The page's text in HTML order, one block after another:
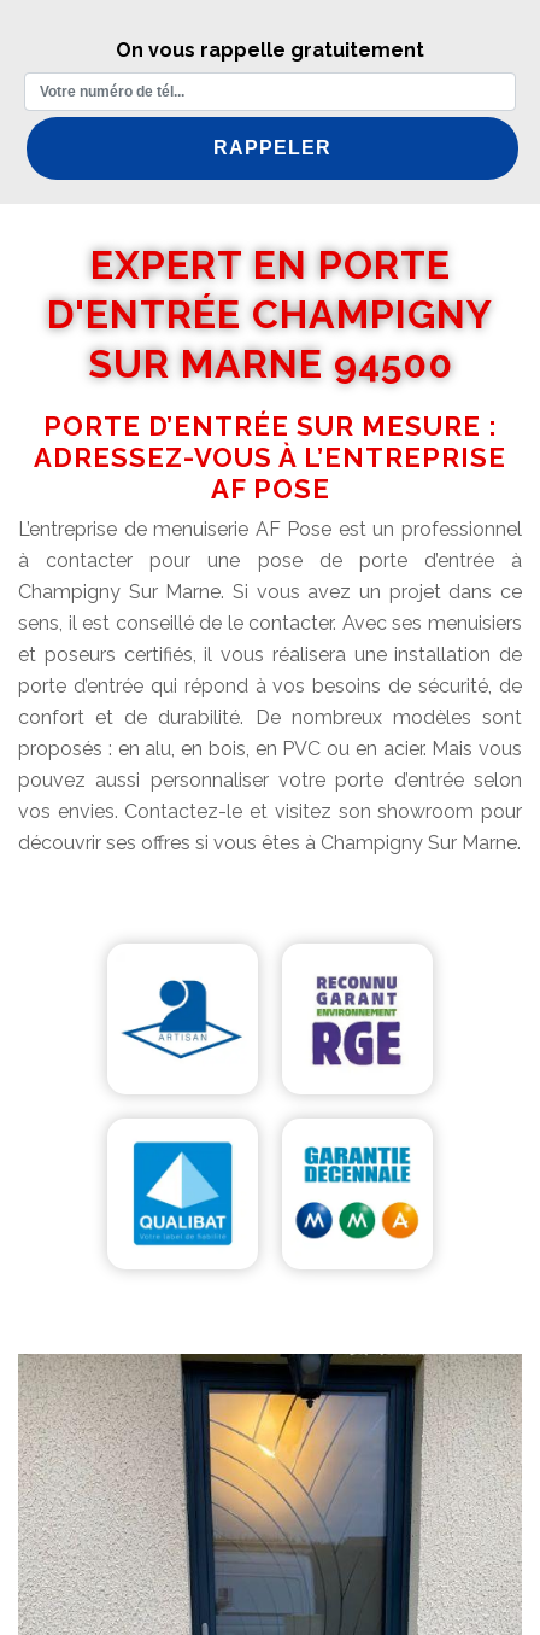
On vous rappelle gratuitement
EXPERT EN PORTE
D'ENTRÉE CHAMPIGNY
SUR MARNE 94500
PORTE D’ENTRÉE SUR MESURE :
ADRESSEZ-VOUS À L’ENTREPRISE
AF POSE
L’entreprise de menuiserie AF Pose est un professionnel
à contacter pour une pose de porte d’entrée à
Champigny Sur Marne. Si vous avez un projet dans ce
sens, il est conseillé de le contacter. Avec ses menuisiers
et poseurs certifiés, il vous réalisera une installation de
porte d’entrée qui répond à vos besoins de sécurité, de
confort et de durabilité. De nombreux modèles sont
proposés : en alu, en bois, en PVC ou en acier. Mais vous
pouvez aussi personnaliser votre porte d’entrée selon
vos envies. Contactez-le et visitez son showroom pour
découvrir ses offres si vous êtes à Champigny Sur Marne.